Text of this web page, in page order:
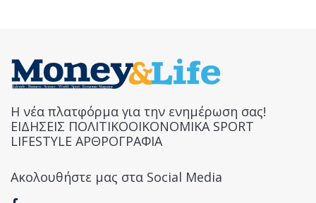
Η νέα πλατφόρμα για την ενημέρωση σας!
ΕΙΔΗΣΕΙΣ ΠΟΛΙΤΙΚΟΟΙΚΟΝΟΜΙΚΑ SPORT
LIFESTYLE ΑΡΘΡΟΓΡΑΦΙΑ
Ακολουθήστε μας στα Social Media